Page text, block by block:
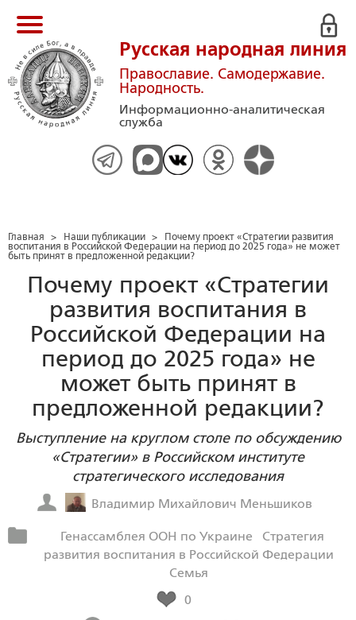
Русская народная линия
Православие. Самодержавие.
Народность.
Информационно-аналитическая
служба
Главная > Наши публикации >
Почему проект «Стратегии развития
воспитания в Российской Федерации на период до 2025 года» не может
быть принят в предложенной редакции?
Почему проект «Стратегии
развития воспитания в
Российской Федерации на
период до 2025 года» не
может быть принят в
предложенной редакции?
Выступление на круглом столе по обсуждению
«Стратегии» в Российском институте
стратегического исследования
Владимир Михайлович Меньшиков
Генассамблея ООН по Украине
Стратегия
развития воспитания в Российской Федерации
Семья
0